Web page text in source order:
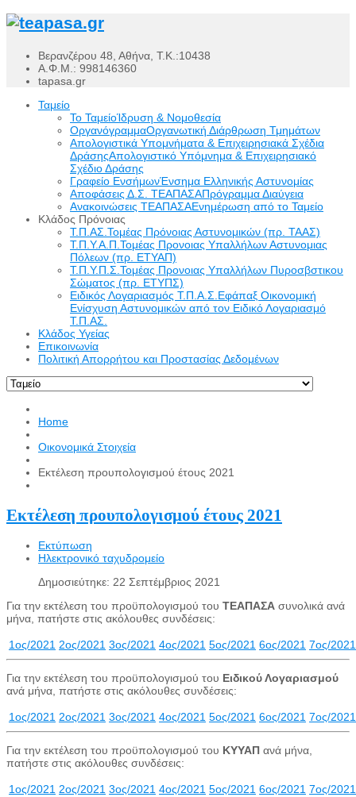
Βερανζέρου 48, Αθήνα, Τ.Κ.:10438
Α.Φ.Μ.: 998146360
tapasa.gr
Ταμείο
Το ΤαμείοΊδρυση & Νομοθεσία
ΟργανόγραμμαΟργανωτική Διάρθρωση Τμημάτων
Απολογιστικά Υπομνήματα & Επιχειρησιακά Σχέδια
ΔράσηςΑπολογιστικό Υπόμνημα & Επιχειρησιακό
Σχέδιο Δράσης
Γραφείο ΕνσήμωνΈνσημα Ελληνικής Αστυνομίας
Αποφάσεις Δ.Σ. ΤΕΑΠΑΣΑΠρόγραμμα Διαύγεια
Ανακοινώσεις ΤΕΑΠΑΣΑΕνημέρωση από το Ταμείο
Κλάδος Πρόνοιας
Τ.Π.ΑΣ.Τομέας Πρόνοιας Αστυνομικών (πρ. ΤΑΑΣ)
Τ.Π.Υ.Α.Π.Τομέας Προνοιας Υπαλλήλων Αστυνομιας
Πόλεων (πρ. ΕΤΥΑΠ)
Τ.Π.Υ.Π.Σ.Τομέας Προνοιας Υπαλλήλων Πυροσβστικου
Σώματος (πρ. ΕΤΥΠΣ)
Ειδικός Λογαριασμός Τ.Π.Α.Σ.Εφάπαξ Οικονομική
Ενίσχυση Αστυνομικών από τον Ειδικό Λογαριασμό
Τ.Π.ΑΣ.
Κλάδος Υγείας
Επικοινωνία
Πολιτική Απορρήτου και Προστασίας Δεδομένων
Home
Οικονομικά Στοιχεία
Εκτέλεση προυπολογισμού έτους 2021
Εκτέλεση προυπολογισμού έτους 2021
Εκτύπωση
Ηλεκτρονικό ταχυδρομείο
Δημοσιεύτηκε: 22 Σεπτέμβριος 2021
Για την εκτέλεση του προϋπολογισμού του ΤΕΑΠΑΣΑ συνολικά ανά
μήνα, πατήστε στις ακόλουθες συνδέσεις:
1ος/2021 2ος/2021 3ος/2021 4ος/2021 5ος/2021 6ος/2021 7ος/2021
Για την εκτέλεση του προϋπολογισμού του Ειδικού Λογαριασμού
ανά μήνα, πατήστε στις ακόλουθες συνδέσεις:
1ος/2021 2ος/2021 3ος/2021 4ος/2021 5ος/2021 6ος/2021 7ος/2021
Για την εκτέλεση του προϋπολογισμού του ΚΥΥΑΠ ανά μήνα,
πατήστε στις ακόλουθες συνδέσεις:
1ος/2021 2ος/2021 3ος/2021 4ος/2021 5ος/2021 6ος/2021 7ος/2021